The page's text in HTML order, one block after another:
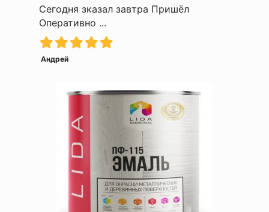
Сегодня зказал завтра Пришёл
Оперативно ...
Андрей